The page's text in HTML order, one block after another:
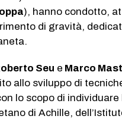
), hanno condotto,
di gravità,
Seu e Marco
allo sviluppo di
lo scopo di
di Achille,